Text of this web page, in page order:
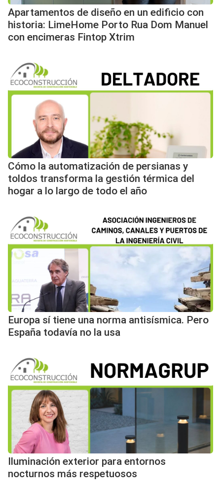
Apartamentos de diseño en un edificio con
historia: LimeHome Porto Rua Dom Manuel
con encimeras Fintop Xtrim
Cómo la automatización de persianas y
toldos transforma la gestión térmica del
hogar a lo largo de todo el año
Europa sí tiene una norma antisísmica. Pero
España todavía no la usa
Iluminación exterior para entornos
nocturnos más respetuosos